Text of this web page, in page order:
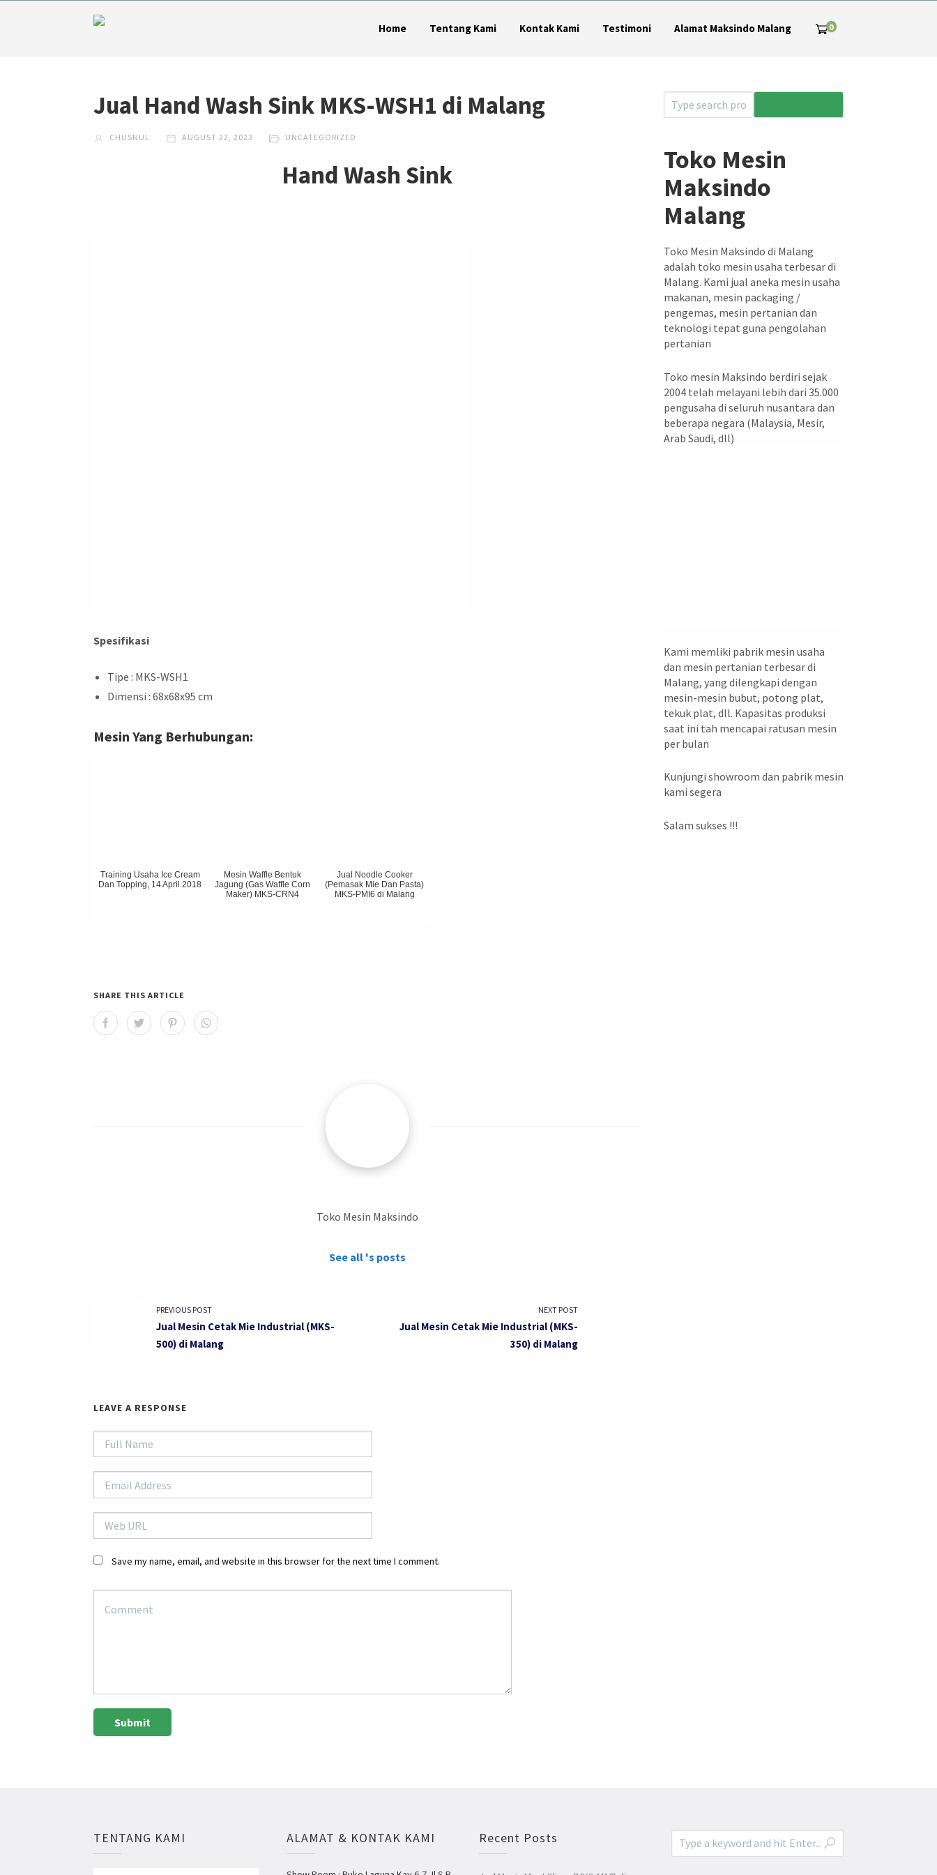
Home Tentang Kami Kontak Kami Testimoni Alamat Maksindo Malang 0
Jual Hand Wash Sink MKS-WSH1 di Malang
CHUSNUL AUGUST 22, 2023 UNCATEGORIZED
Hand Wash Sink
Spesifikasi
Tipe : MKS-WSH1
Dimensi : 68x68x95 cm
Mesin Yang Berhubungan:
Training Usaha Ice Cream
Dan Topping, 14 April 2018
Mesin Waffle Bentuk
Jagung (Gas Waffle Corn
Maker) MKS-CRN4
Jual Noodle Cooker
(Pemasak Mie Dan Pasta)
MKS-PMI6 di Malang
SHARE THIS ARTICLE
Toko Mesin Maksindo
See all 's posts
PREVIOUS POST
Jual Mesin Cetak Mie Industrial (MKS-
500) di Malang
NEXT POST
Jual Mesin Cetak Mie Industrial (MKS-
350) di Malang
LEAVE A RESPONSE
Save my name, email, and website in this browser for the next time I comment.
Toko Mesin
Maksindo
Malang
Toko Mesin Maksindo di Malang
adalah toko mesin usaha terbesar di
Malang. Kami jual aneka mesin usaha
makanan, mesin packaging /
pengemas, mesin pertanian dan
teknologi tepat guna pengolahan
pertanian
Toko mesin Maksindo berdiri sejak
2004 telah melayani lebih dari 35.000
pengusaha di seluruh nusantara dan
beberapa negara (Malaysia, Mesir,
Arab Saudi, dll)
Kami memliki pabrik mesin usaha
dan mesin pertanian terbesar di
Malang, yang dilengkapi dengan
mesin-mesin bubut, potong plat,
tekuk plat, dll. Kapasitas produksi
saat ini tah mencapai ratusan mesin
per bulan
Kunjungi showroom dan pabrik mesin
kami segera
Salam sukses !!!
TENTANG KAMI ALAMAT & KONTAK KAMI Recent Posts